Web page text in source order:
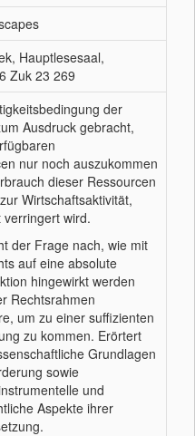
Hauptlesesaal,
Zuk 23 269
der
Ausdruck gebracht,
nur noch auszukommen
dieser Ressourcen
Wirtschaftsaktivität,
wird.
der Frage nach, wie mit
auf eine absolute
hingewirkt werden
Rechtsrahmen
um zu einer suffizienten
zu kommen. Erörtert
Grundlagen
sowie
und
Aspekte ihrer